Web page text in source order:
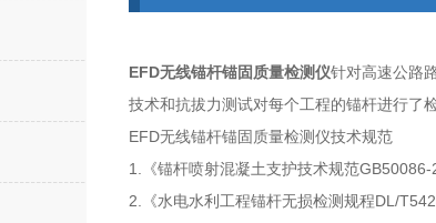
EFD无线锚杆锚固质量检测仪针对高速公路
技术和抗拔力测试对每个工程的锚杆进行了
EFD无线锚杆锚固质量检测仪技术规范
1. 《锚杆喷射混凝土支护技术规范GB50086-
2. 《水电水利工程锚杆无损检测规程DL/